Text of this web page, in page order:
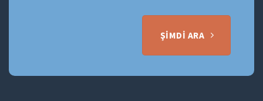
ŞIMDI ARA